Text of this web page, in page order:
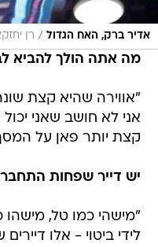
אדיר ברק, האח הגדול / רן
מה אתה הולך להביא
"אווירה שהיא קצת
אני לא חושב שאני
קצת יותר פאן על
יש דייר שפחות
"מישהי כמו טל,
לידי ביטוי - אלו